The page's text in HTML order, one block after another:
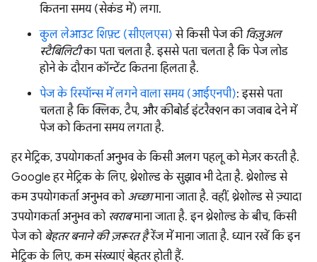
कितना समय (सेकंड में) लगा.
कुल लेआउट शिफ़्ट (सीएलएस) से किसी पेज की विज़ुअल
स्टैबिलिटीका पता चलता है. इससे पता चलता है कि पेज लोड
होने के दौरान कॉन्टेंट कितना हिलता है.
पेज के रिस्पॉन्स में लगने वाला समय (आईएनपी): इससे पता
चलता है कि क्लिक, टैप, और कीबोर्ड इंटरैक्शन का जवाब देने में
पेज को कितना समय लगता है.
हर मेट्रिक, उपयोगकर्ता अनुभव के किसी अलग पहलू को मेज़र करती है.
Google हर मेट्रिक के लिए, थ्रेशोल्ड के सुझाव भी देता है. थ्रेशोल्ड से
कम उपयोगकर्ता अनुभव को अच्छामाना जाता है. वहीं, थ्रेशोल्ड से ज़्यादा
उपयोगकर्ता अनुभव को खराबमाना जाता है. इन थ्रेशोल्ड के बीच, किसी
पेज को बेहतर बनाने की ज़रूरत हैरेंज में माना जाता है. ध्यान रखें कि इन
मेट्रिक के लिए, कम संख्याएं बेहतर होती हैं.